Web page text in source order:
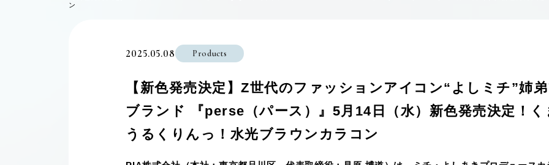
ン
2025.05.08 Products
【新色発売決定】Z世代のファッションアイコン“よしミチ”姉
ブランド 『perse（パース）』5月14日（水）新色発売決定！
うるくりんっ！水光ブラウンカラコン